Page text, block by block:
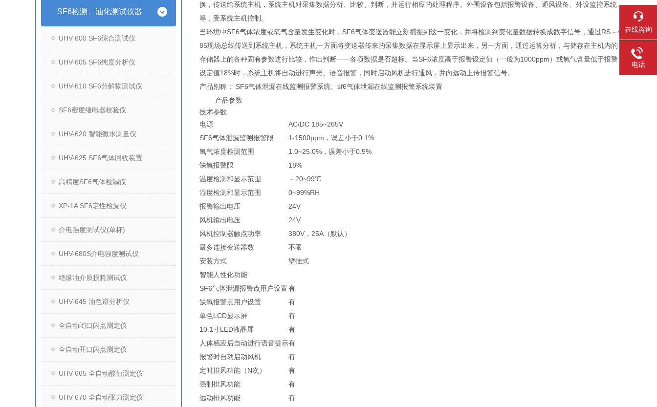
SF6检测、油化测试仪器
UHV-600 SF6综合测试仪
UHV-605 SF6纯度分析仪
UHV-610 SF6分解物测试仪
SF6密度继电器校验仪
UHV-620 智能微水测量仪
UHV-625 SF6气体回收装置
高精度SF6气体检漏仪
XP-1A SF6定性检漏仪
介电强度测试仪(单杯)
UHV-680S介电强度测试仪
绝缘油介质损耗测试仪
UHV-645 油色谱分析仪
全自动闭口闪点测定仪
全自动开口闪点测定仪
UHV-665 全自动酸值测定仪
UHV-670 全自动张力测定仪
换，传送给系统主机，系统主机对采集数据分析、比较、判断，并运行相应的处理程序。外围设备包括报警设备、通风设备、外设监控系统
等，受系统主机控制。
当环境中SF6气体浓度或氧气含量发生变化时，SF6气体变送器能立刻捕捉到这一变化，并将检测到变化量数据转换成数字信号，通过RS－4
85现场总线传送到系统主机，系统主机一方面将变送器传来的采集数据在显示屏上显示出来，另一方面，通过运算分析，与储存在主机内的
存储器上的各种固有参数进行比较，作出判断——各项数据是否超标。当SF6浓度高于报警设定值（一般为1000ppm）或氧气含量低于报警
设定值18%时，系统主机将自动进行声光、语音报警，同时启动风机进行通风，并向远动上传报警信号。
产品别称： SF6气体泄漏在线监测报警系统、sf6气体泄漏在线监测报警系统装置
产品参数
技术参数
电源
AC/DC 185~265V
SF6气体泄漏监测报警限
1-1500ppm，误差小于0.1%
氧气浓度检测范围
1.0~25.0%，误差小于0.5%
缺氧报警限
18%
温度检测和显示范围
－20~99℃
湿度检测和显示范围
0~99%RH
报警输出电压
24V
风机输出电压
24V
风机控制器触点功率
380V，25A（默认）
最多连接变送器数
不限
安装方式
壁挂式
智能人性化功能
SF6气体泄漏报警点用户设置有
缺氧报警点用户设置
有
单色LCD显示屏
有
10.1寸LED液晶屏
有
人体感应后自动进行语音提示有
报警时自动启动风机
有
定时排风功能（N次）
有
强制排风功能
有
远动排风功能
有
在线咨询
电话